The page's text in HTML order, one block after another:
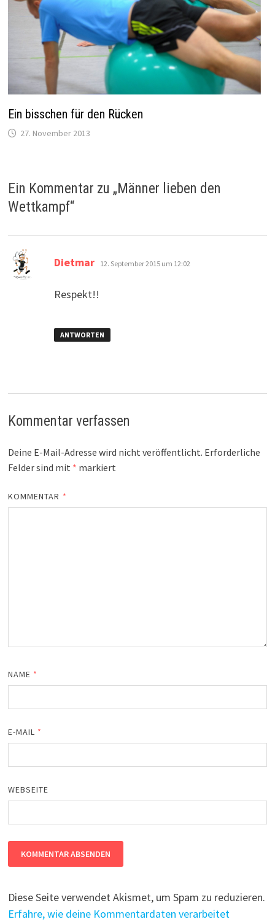
Ein bisschen für den Rücken
27. November 2013
Ein Kommentar zu „Männer lieben den
Wettkampf“
Dietmar sagt:
12. September 2015 um 12:02
Respekt!!
ANTWORTEN
Kommentar verfassen
Deine E-Mail-Adresse wird nicht veröffentlicht. Erforderliche
Felder sind mit * markiert
KOMMENTAR *
NAME *
E-MAIL *
WEBSEITE
Diese Seite verwendet Akismet, um Spam zu reduzieren.
Erfahre, wie deine Kommentardaten verarbeitet